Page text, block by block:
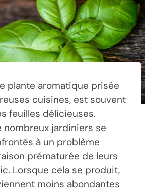
plante aromatique prisée
cuisines, est souvent
feuilles délicieuses.
nombreux jardiniers se
à un problème
prématurée de leurs
Lorsque cela se produit,
moins abondantes